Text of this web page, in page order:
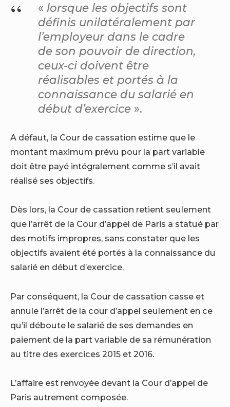
« lorsque les objectifs sont
définis unilatéralement par
l’employeur dans le cadre
de son pouvoir de direction,
ceux-ci doivent être
réalisables et portés à la
connaissance du salarié en
début d’exercice».
A défaut, la Cour de cassation estime que le
montant maximum prévu pour la part variable
doit être payé intégralement comme s’il avait
réalisé ses objectifs.
Dès lors, la Cour de cassation retient seulement
que l’arrêt de la Cour d’appel de Paris a statué par
des motifs impropres, sans constater que les
objectifs avaient été portés à la connaissance du
salarié en début d’exercice.
Par conséquent, la Cour de cassation casse et
annule l’arrêt de la cour d’appel seulement en ce
qu’il déboute le salarié de ses demandes en
paiement de la part variable de sa rémunération
au titre des exercices 2015 et 2016.
L’affaire est renvoyée devant la Cour d’appel de
Paris autrement composée.